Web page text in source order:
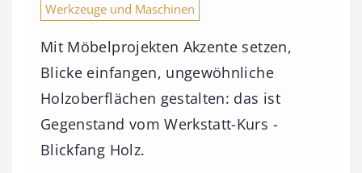
Werkzeuge und Maschinen
Mit Möbelprojekten Akzente setzen,
Blicke einfangen, ungewöhnliche
Holzoberflächen gestalten: das ist
Gegenstand vom Werkstatt-Kurs -
Blickfang Holz.